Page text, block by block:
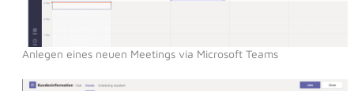
Anlegen eines neuen Meetings via Microsoft Teams